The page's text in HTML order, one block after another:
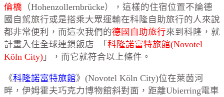
倫橋 （Hohenzollernbrücke），這樣的住宿位置不論德
國自駕旅行或是搭乘大眾運輸在科隆自助旅行的人來說
都非常便利，而這次我們的德國自助旅行來到科隆，就
計畫入住全球連鎖飯店–「 科隆諾富特旅館(Novotel
Köln City) 」，而它就符合以上條件。
《科隆諾富特旅館》(Novotel Köln City)位在萊茵河
畔，伊姆霍夫巧克力博物館斜對面，距離Ubierring電車